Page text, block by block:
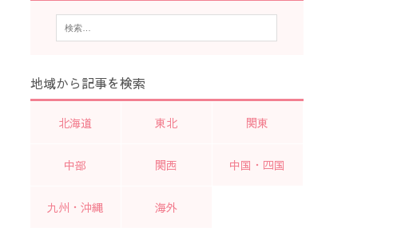
地域から記事を検索
北海道 東北 関東
中部 関西 中国・四国
九州・沖縄 海外